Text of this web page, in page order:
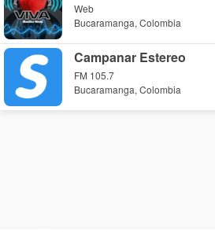
Web
Bucaramanga, Colombia
Campanar Estereo
FM 105.7
Bucaramanga, Colombia